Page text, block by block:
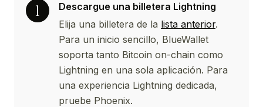
Descargue una billetera Lightning
Elija una billetera de la lista anterior.
Para un inicio sencillo, BlueWallet
soporta tanto Bitcoin on-chain como
Lightning en una sola aplicación. Para
una experiencia Lightning dedicada,
pruebe Phoenix.